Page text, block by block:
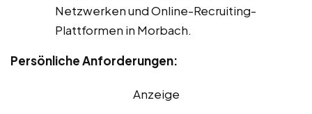
Netzwerken und Online-Recruiting-
Plattformen in Morbach.
Persönliche Anforderungen:
Anzeige